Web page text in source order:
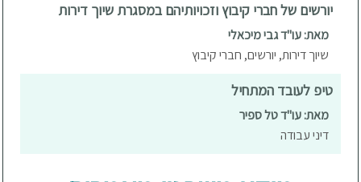
יורשים של חברי קיבוץ וזכויותיהם במסגרת שיוך דירות
מאת: עו"ד גבי מיכאלי
שיוך דירות, יורשים, חברי קיבוץ
טיפ לעובד המתחיל
מאת: עו"ד טל ספיר
דיני עבודה